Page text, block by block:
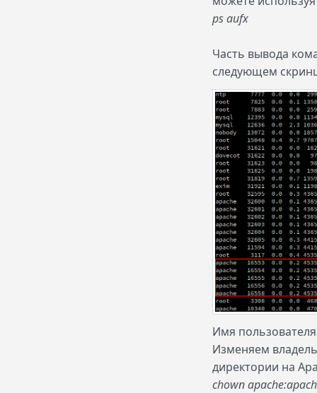
ps aufx
Часть вывода
следующем
Имя
Изменяем
директории на
chown